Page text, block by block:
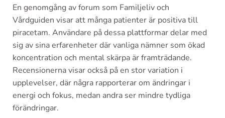
En genomgång av forum som Familjeliv och
Vårdguiden visar att många patienter är positiva till
piracetam. Användare på dessa plattformar delar med
sig av sina erfarenheter där vanliga nämner som ökad
koncentration och mental skärpa är framträdande.
Recensionerna visar också på en stor variation i
upplevelser, där några rapporterar om ändringar i
energi och fokus, medan andra ser mindre tydliga
förändringar.